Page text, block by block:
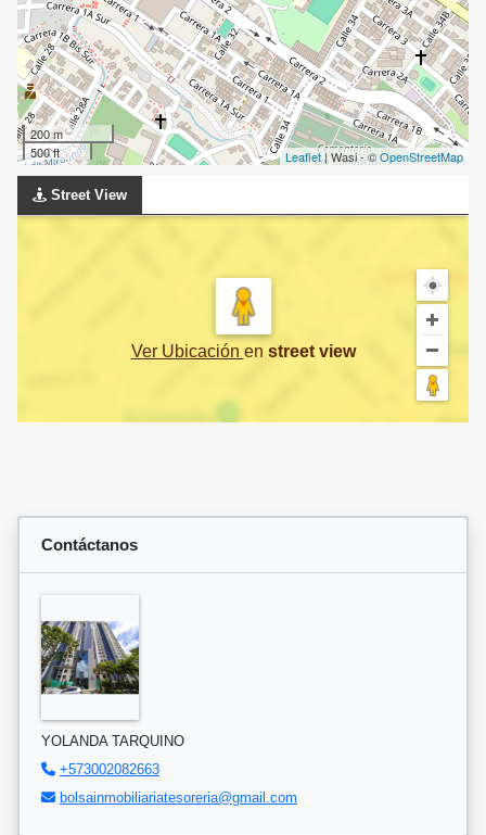
200 m
500 ft
Leaflet| Wasi - ©OpenStreetMap
Street View
Ver Ubicación en street view
Contáctanos
YOLANDA TARQUINO
+573002082663
bolsainmobiliariatesoreria@gmail.com